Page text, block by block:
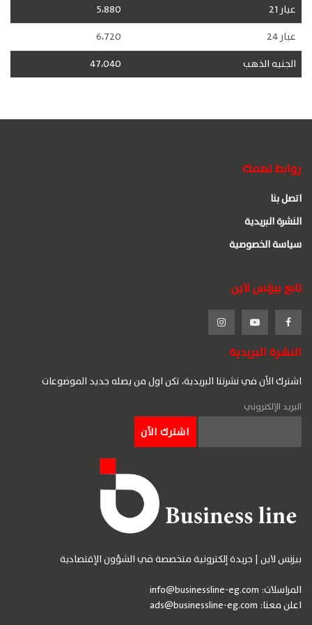
عيار 21
5،880
عيار 24
6،720
الجنيه الذهب
47،040
روابط تهمك
اتصل بنا
النشرة البريدية
سياسة الخصوصية
تابع بيزنس لاين
النشرة البريدية
اشترك الآن في نشرتنا البريدية، تكن اول من يصله جديد الموضوعات
البريد الإلكتروني
بيزنس لاين | جريدة إلكترونية متخصصة في الشؤون الإقتصادية
المراسلات: info@businessline-eg.com
اعلن معنا: ads@businessline-eg.com